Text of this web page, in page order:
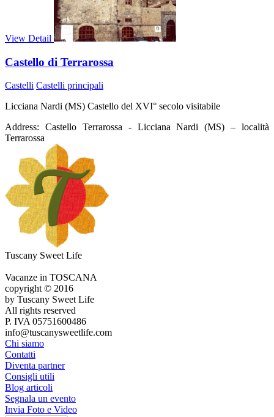
View Detail
Castello di Terrarossa
Castelli Castelli principali
Licciana Nardi (MS) Castello del XVI° secolo visitabile
Address:
Castello Terrarossa - Licciana Nardi (MS) – località
Terrarossa
Tuscany Sweet Life
Vacanze in TOSCANA
copyright © 2016
by Tuscany Sweet Life
All rights reserved
P. IVA 05751600486
info@tuscanysweetlife.com
Chi siamo
Contatti
Diventa partner
Consigli utili
Blog articoli
Segnala un evento
Invia Foto e Video